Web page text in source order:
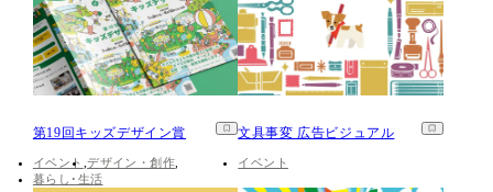
第19回キッズデザイン賞
イベント デザイン・創作
暮らし･生活
文具事変 広告ビジュアル
イベント